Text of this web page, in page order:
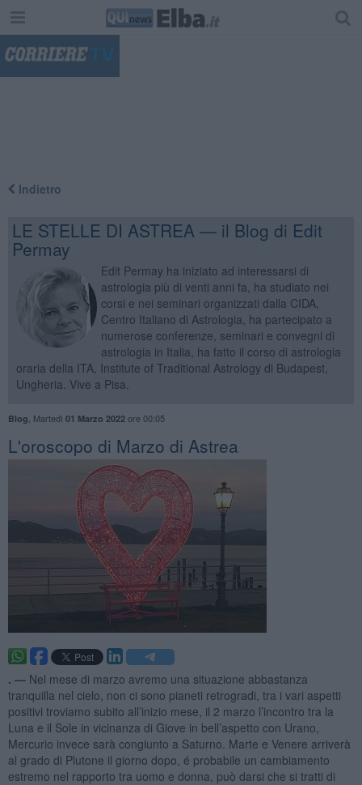
Indietro
LE STELLE DI ASTREA — il Blog di Edit
Permay
Edit Permay ha iniziato ad interessarsi di
astrologia più di venti anni fa, ha studiato nei
corsi e nei seminari organizzati dalla CIDA,
Centro Italiano di Astrologia, ha partecipato a
numerose conferenze, seminari e convegni di
astrologia in Italia, ha fatto il corso di astrologia
oraria della ITA, Institute of Traditional Astrology di Budapest,
Ungheria. Vive a Pisa.
Blog Martedì 01 Marzo 2022ore 00:05
L'oroscopo di Marzo di Astrea
. — Nel mese di marzo avremo una situazione abbastanza
tranquilla nel cielo, non ci sono pianeti retrogradi, tra i vari aspetti
positivi troviamo subito all’inizio mese, il 2 marzo l’incontro tra la
Luna e il Sole in vicinanza di Giove in bell’aspetto con Urano,
Mercurio invece sarà congiunto a Saturno. Marte e Venere arriverà
al grado di Plutone il giorno dopo, é probabile un cambiamento
estremo nel rapporto tra uomo e donna, può darsi che si tratti di